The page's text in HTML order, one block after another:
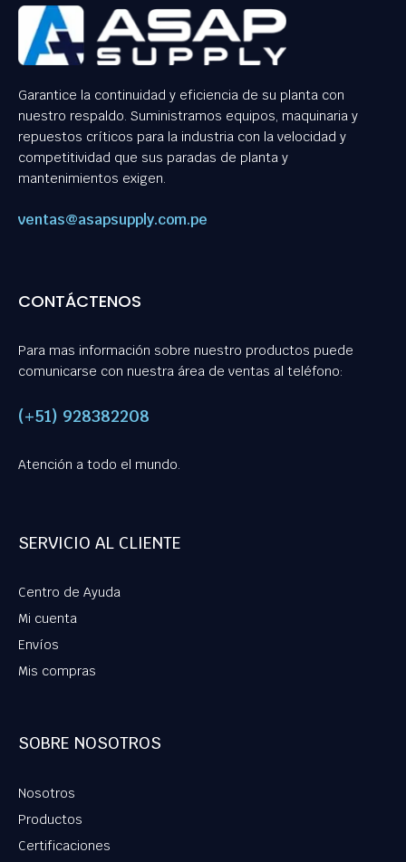
Garantice la continuidad y eficiencia de su planta con
nuestro respaldo. Suministramos equipos, maquinaria y
repuestos críticos para la industria con la velocidad y
competitividad que sus paradas de planta y
mantenimientos exigen.
ventas@asapsupply.com.pe
CONTÁCTENOS
Para mas información sobre nuestro productos puede
comunicarse con nuestra área de ventas al teléfono:
(+51) 928382208
Atención a todo el mundo.
SERVICIO AL CLIENTE
Centro de Ayuda
Mi cuenta
Envíos
Mis compras
SOBRE NOSOTROS
Nosotros
Productos
Certificaciones